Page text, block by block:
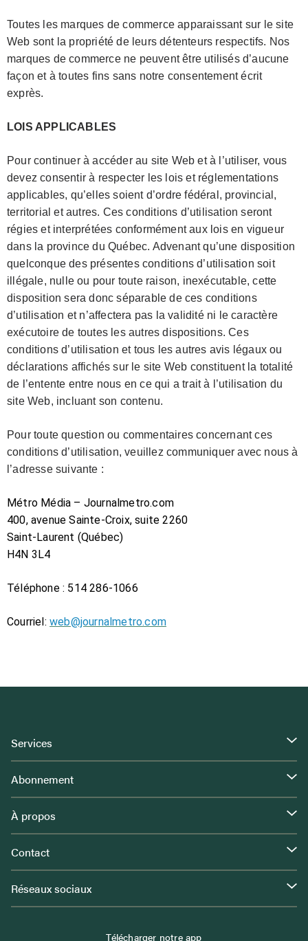
Toutes les marques de commerce apparaissant sur le site
Web sont la propriété de leurs détenteurs respectifs. Nos
marques de commerce ne peuvent être utilisés d’aucune
façon et à toutes fins sans notre consentement écrit
exprès.
LOIS APPLICABLES
Pour continuer à accéder au site Web et à l’utiliser, vous
devez consentir à respecter les lois et réglementations
applicables, qu’elles soient d’ordre fédéral, provincial,
territorial et autres. Ces conditions d’utilisation seront
régies et interprétées conformément aux lois en vigueur
dans la province du Québec. Advenant qu’une disposition
quelconque des présentes conditions d’utilisation soit
illégale, nulle ou pour toute raison, inexécutable, cette
disposition sera donc séparable de ces conditions
d’utilisation et n’affectera pas la validité ni le caractère
exécutoire de toutes les autres dispositions. Ces
conditions d’utilisation et tous les autres avis légaux ou
déclarations affichés sur le site Web constituent la totalité
de l’entente entre nous en ce qui a trait à l’utilisation du
site Web, incluant son contenu.
Pour toute question ou commentaires concernant ces
conditions d’utilisation, veuillez communiquer avec nous à
l’adresse suivante :
Métro Média – Journalmetro.com
400, avenue Sainte-Croix, suite 2260
Saint-Laurent (Québec)
H4N 3L4
Téléphone : 514 286-1066
Courriel:web@journalmetro.com
Services
Abonnement
À propos
Contact
Réseaux sociaux
Télécharger notre app